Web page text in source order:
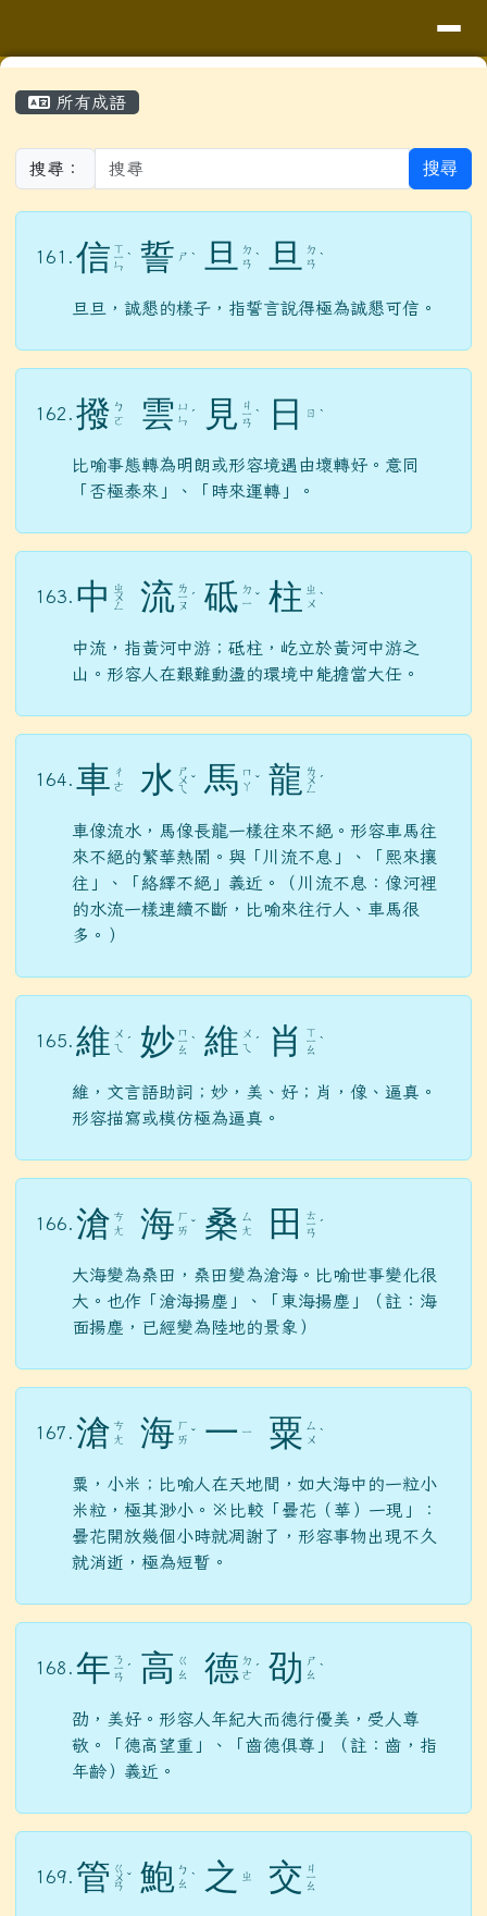
所有成語
搜尋： 搜尋
161. 信 ㄒ
ㄧ
ㄣ
ˋ 誓 ㄕ ˋ 旦 ㄉ
ㄢ ˋ 旦 ㄉ
ㄢ ˋ
旦旦，誠懇的樣子，指誓言說得極為誠懇可信。
162. 撥 ㄅ
ㄛ
雲 ㄩ
ㄣ ˊ 見 ㄐ
ㄧ
ㄢ
ˋ 日 ㄖ ˋ
比喻事態轉為明朗或形容境遇由壞轉好。意同
「否極泰來」、「時來運轉」。
163. 中 ㄓ
ㄨ
ㄥ 流 ㄌ
ㄧ
ㄡ
ˊ 砥 ㄉ
ㄧ ˇ 柱 ㄓ
ㄨ ˋ
中流，指黃河中游；砥柱，屹立於黃河中游之
山。形容人在艱難動盪的環境中能擔當大任。
164. 車 ㄔ
ㄜ
水 ㄕ
ㄨ
ㄟ
ˇ 馬 ㄇ
ㄚ ˇ 龍 ㄌ
ㄨ
ㄥ
ˊ
車像流水，馬像長龍一樣往來不絕。形容車馬往
來不絕的繁華熱鬧。與「川流不息」、「熙來攘
往」、「絡繹不絕」義近。（川流不息：像河裡
的水流一樣連續不斷，比喻來往行人、車馬很
多。）
165. 維 ㄨ
ㄟ
ˊ 妙 ㄇ
ㄧ
ㄠ
ˋ 維 ㄨ
ㄟ
ˊ 肖 ㄒ
ㄧ
ㄠ
ˋ
維，文言語助詞；妙，美、好；肖，像、逼真。
形容描寫或模仿極為逼真。
166. 滄 ㄘ
ㄤ
海 ㄏ
ㄞ ˇ 桑 ㄙ
ㄤ
田 ㄊ
ㄧ
ㄢ
ˊ
大海變為桑田，桑田變為滄海。比喻世事變化很
大。也作「滄海揚塵」、「東海揚塵」（註：海
面揚塵，已經變為陸地的景象）
167. 滄 ㄘ
ㄤ
海 ㄏ
ㄞ ˇ 一 ㄧ 粟 ㄙ
ㄨ ˋ
粟，小米；比喻人在天地間，如大海中的一粒小
米粒，極其渺小。※比較「曇花（華）一現」：
曇花開放幾個小時就凋謝了，形容事物出現不久
就消逝，極為短暫。
168. 年 ㄋ
ㄧ
ㄢ
ˊ 高 ㄍ
ㄠ
德 ㄉ
ㄜ ˊ 劭 ㄕ
ㄠ ˋ
劭，美好。形容人年紀大而德行優美，受人尊
敬。「德高望重」、「齒德俱尊」（註：齒，指
年齡）義近。
169. 管 ㄍ
ㄨ
ㄢ
ˇ 鮑 ㄅ
ㄠ ˋ 之 ㄓ 交 ㄐ
ㄧ
ㄠ